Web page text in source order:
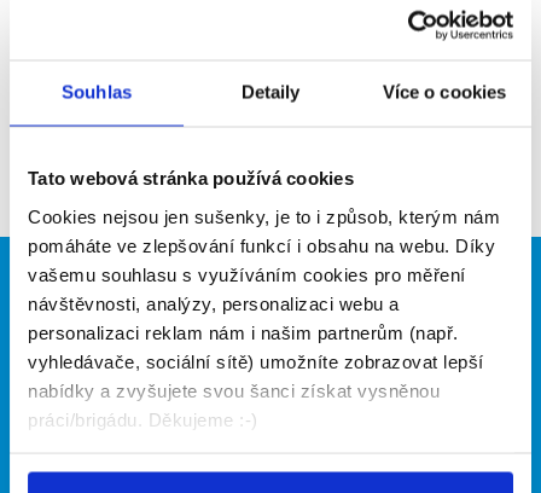
Souhlas Detaily Více o cookies
Tato webová stránka používá cookies
Cookies nejsou jen sušenky, je to i způsob, kterým nám
pomáháte ve zlepšování funkcí i obsahu na webu. Díky
vašemu souhlasu s využíváním cookies pro měření
návštěvnosti, analýzy, personalizaci webu a
personalizaci reklam nám i našim partnerům (např.
vyhledávače, sociální sítě) umožníte zobrazovat lepší
nabídky a zvyšujete svou šanci získat vysněnou
práci/brigádu. Děkujeme :-)
Brigádníci
Články
Hledané brigády
Firmy
Vložit inzerát
Ceník
Propagace
O portálu Naše další projekty